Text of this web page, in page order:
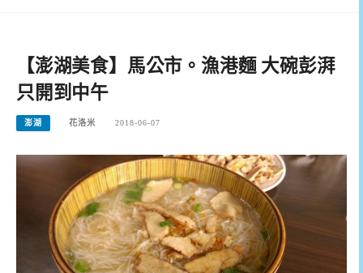
【澎湖美食】馬公市。漁港麵 大碗彭湃
只開到中午
澎湖 花洛米 2018-06-07